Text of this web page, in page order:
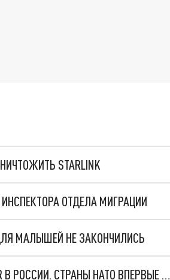
STARLINK
ОТДЕЛА МИГРАЦИИ
МАЛЫШЕЙ НЕ ЗАКОНЧИЛИСЬ
"ОЧЕНЬ ПЛОХИЕ НОВОСТИ": БОЛЬШАЯ ОШИБКА PALANTIR В РОССИИ. СТРАНЫ НАТО ВПЕРВЫЕ ЗА СВО ОСТАНОВИЛИ ПОСТАВКИ ОРУЖИЯ. ВСУ ТЕРЯЮТ ПРИГРАНИЧЬЕ?